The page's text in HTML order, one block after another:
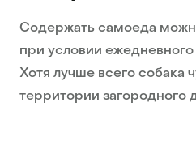
Содержать самоеда
при условии ежедневного
Хотя лучше всего собака
территории загородного